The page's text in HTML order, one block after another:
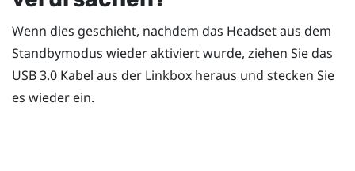
Wenn dies geschieht, nachdem das Headset aus dem
Standbymodus wieder aktiviert wurde, ziehen Sie das
USB 3.0 Kabel aus der Linkbox heraus und stecken Sie
es wieder ein.